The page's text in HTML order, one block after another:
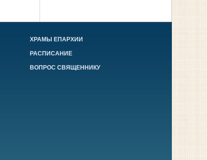
ХРАМЫ ЕПАРХИИ
РАСПИСАНИЕ
ВОПРОС СВЯЩЕННИКУ